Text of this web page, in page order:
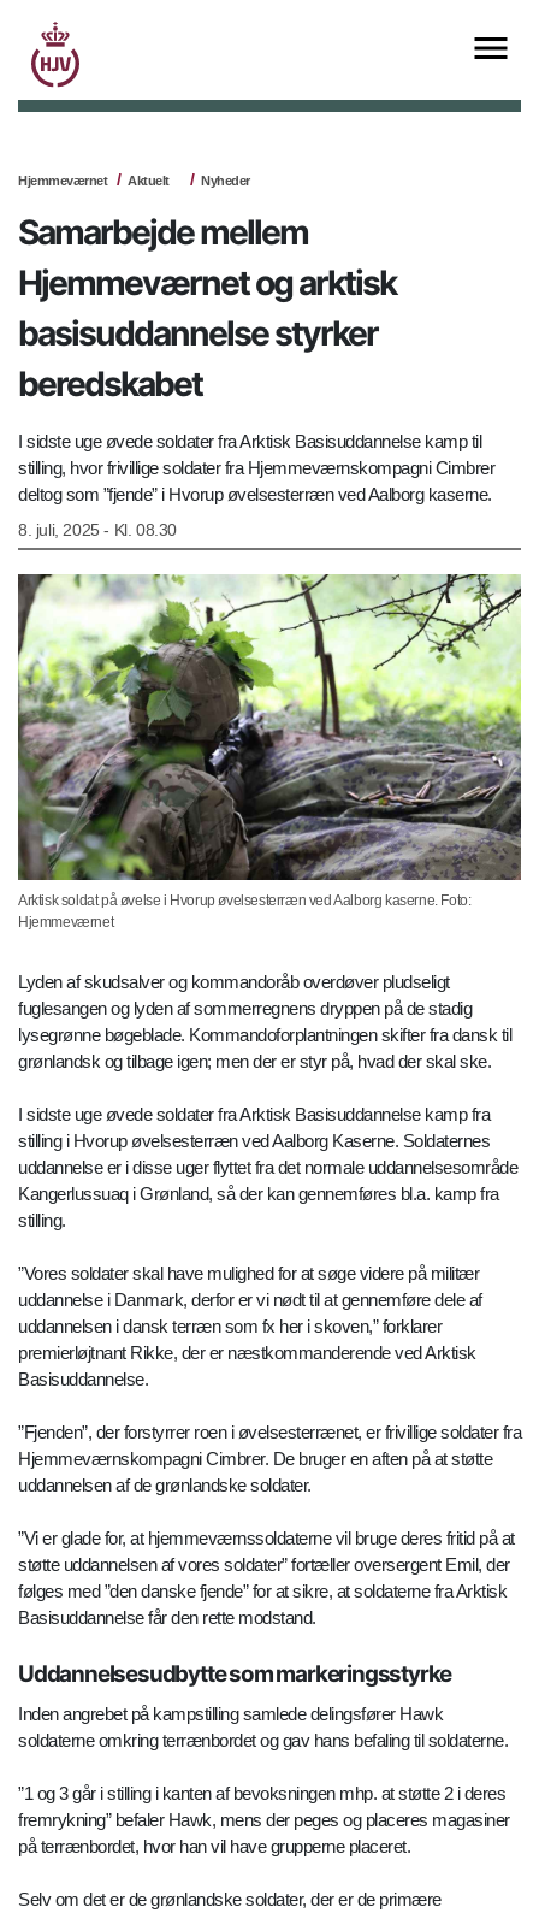
Hjemmeværnet Aktuelt Nyheder
Samarbejde mellem
Hjemmeværnet og arktisk
basisuddannelse styrker
beredskabet
I sidste uge øvede soldater fra Arktisk Basisuddannelse kamp til
stilling, hvor frivillige soldater fra Hjemmeværnskompagni Cimbrer
deltog som ”fjende” i Hvorup øvelsesterræn ved Aalborg kaserne.
8. juli, 2025 - Kl. 08.30
Arktisk soldat på øvelse i Hvorup øvelsesterræn ved Aalborg kaserne. Foto:
Hjemmeværnet
Lyden af skudsalver og kommandoråb overdøver pludseligt
fuglesangen og lyden af sommerregnens dryppen på de stadig
lysegrønne bøgeblade. Kommandoforplantningen skifter fra dansk til
grønlandsk og tilbage igen; men der er styr på, hvad der skal ske.
I sidste uge øvede soldater fra Arktisk Basisuddannelse kamp fra
stilling i Hvorup øvelsesterræn ved Aalborg Kaserne. Soldaternes
uddannelse er i disse uger flyttet fra det normale uddannelsesområde
Kangerlussuaq i Grønland, så der kan gennemføres bl.a. kamp fra
stilling.
”Vores soldater skal have mulighed for at søge videre på militær
uddannelse i Danmark, derfor er vi nødt til at gennemføre dele af
uddannelsen i dansk terræn som fx her i skoven,” forklarer
premierløjtnant Rikke, der er næstkommanderende ved Arktisk
Basisuddannelse.
”Fjenden”, der forstyrrer roen i øvelsesterrænet, er frivillige soldater fra
Hjemmeværnskompagni Cimbrer. De bruger en aften på at støtte
uddannelsen af de grønlandske soldater.
”Vi er glade for, at hjemmeværnssoldaterne vil bruge deres fritid på at
støtte uddannelsen af vores soldater” fortæller oversergent Emil, der
følges med ”den danske fjende” for at sikre, at soldaterne fra Arktisk
Basisuddannelse får den rette modstand.
Uddannelsesudbytte som markeringsstyrke
Inden angrebet på kampstilling samlede delingsfører Hawk
soldaterne omkring terrænbordet og gav hans befaling til soldaterne.
”1 og 3 går i stilling i kanten af bevoksningen mhp. at støtte 2 i deres
fremrykning” befaler Hawk, mens der peges og placeres magasiner
på terrænbordet, hvor han vil have grupperne placeret.
Selv om det er de grønlandske soldater, der er de primære